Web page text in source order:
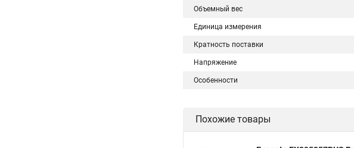
Объемный вес
Единица измерения
Кратность поставки
Напряжение
Особенности
Похожие товары